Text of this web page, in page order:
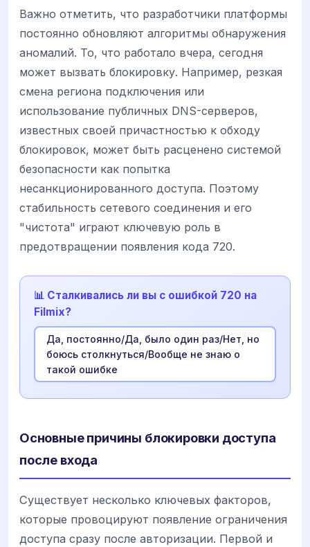
Важно отметить, что разработчики платформы
постоянно обновляют алгоритмы обнаружения
аномалий. То, что работало вчера, сегодня
может вызвать блокировку. Например, резкая
смена региона подключения или
использование публичных DNS-серверов,
известных своей причастностью к обходу
блокировок, может быть расценено системой
безопасности как попытка
несанкционированного доступа. Поэтому
стабильность сетевого соединения и его
"чистота" играют ключевую роль в
предотвращении появления кода 720.
📊 Сталкивались ли вы с ошибкой 720 на
Filmix?
Да, постоянно/Да, было один раз/Нет, но
боюсь столкнуться/Вообще не знаю о
такой ошибке
Основные причины блокировки доступа
после входа
Существует несколько ключевых факторов,
которые провоцируют появление ограничения
доступа сразу после авторизации. Первой и